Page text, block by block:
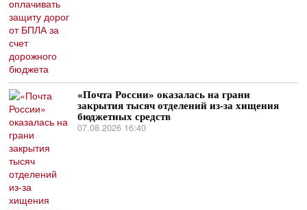
«Почта России» оказалась на грани
закрытия тысяч отделений из-за хищения
бюджетных средств
07.08.2026 16:40